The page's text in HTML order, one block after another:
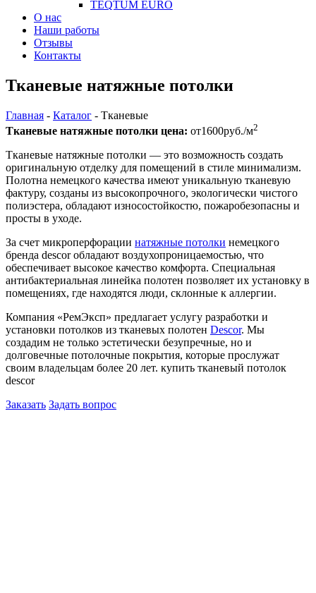
TEQTUM EURO
О нас
Наши работы
Отзывы
Контакты
Тканевые натяжные потолки
Главная - Каталог - Тканевые
Тканевые натяжные потолки цена: от1600руб./м2
Тканевые натяжные потолки — это возможность создать
оригинальную отделку для помещений в стиле минимализм.
Полотна немецкого качества имеют уникальную тканевую
фактуру, созданы из высокопрочного, экологически чистого
полиэстера, обладают износостойкостю, пожаробезопасны и
просты в уходе.
За счет микроперфорации натяжные потолки немецкого
бренда descor обладают воздухопроницаемостью, что
обеспечивает высокое качество комфорта. Специальная
антибактериальная линейка полотен позволяет их установку в
помещениях, где находятся люди, склонные к аллергии.
Компания «РемЭксп» предлагает услугу разработки и
установки потолков из тканевых полотен Descor. Мы
создадим не только эстетически безупречные, но и
долговечные потолочные покрытия, которые прослужат
своим владельцам более 20 лет. купить тканевый потолок
descor
Заказать Задать вопрос